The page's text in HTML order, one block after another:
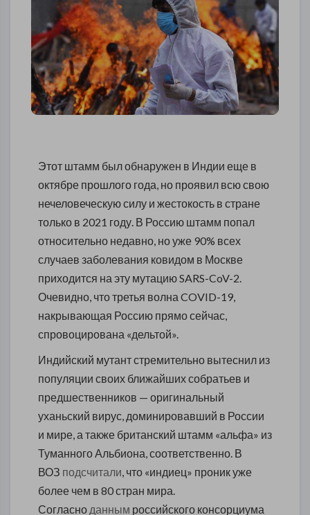
Этот штамм был обнаружен в Индии еще в
октябре прошлого года, но проявил всю свою
нечеловеческую силу и жестокость в стране
только в 2021 году. В Россию штамм попал
относительно недавно, но уже 90% всех
случаев заболевания ковидом в Москве
приходится на эту мутацию SARS-CoV-2.
Очевидно, что третья волна COVID-19,
накрывающая Россию прямо сейчас,
спровоцирована «дельтой».
Индийский мутант стремительно вытеснил из
популяции своих ближайших собратьев и
предшественников — оригинальный
уханьский вирус, доминировавший в России
и мире, а также британский штамм «альфа» из
Туманного Альбиона, соответственно. В
ВОЗ подсчитали, что «индиец» проник уже
более чем в 80 стран мира.
Согласно данным российского консорциума